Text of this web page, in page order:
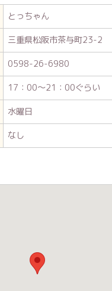
とっちゃん
三重県松阪市茶与町23-2
0598-26-6980
17：00～21：00ぐらい
水曜日
なし